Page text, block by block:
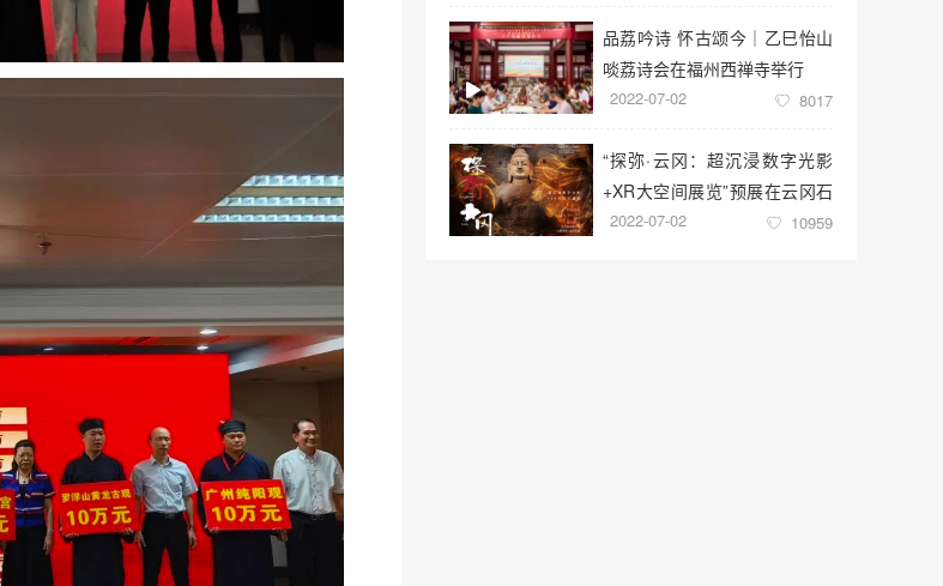
品荔吟诗 怀古颂今｜乙巳怡山
啖荔诗会在福州西禅寺举行
2022-07-02 8017
“探弥·云冈：超沉浸数字光影
+XR大空间展览”预展在云冈石
窟云冈美术馆启幕
2022-07-02 10959